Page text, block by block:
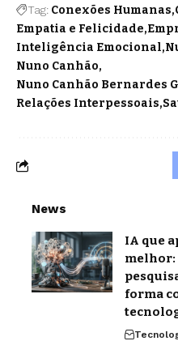
Tag: Conexões Humanas
Empatia e Felicidade
Inteligência Emocional
Nuno Canhão
Nuno Canhão Bernardes
Relações Interpessoais
News
IA que
melhor:
forma